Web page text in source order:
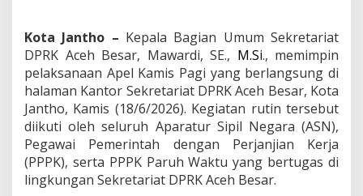
e
k
a
n
k
a
D
i
s
Kota Jantho – Kepala Bagian Umum Sekretariat
DPRK Aceh Besar, Mawardi, SE., M.Si., memimpin
pelaksanaan Apel Kamis Pagi yang berlangsung di
halaman Kantor Sekretariat DPRK Aceh Besar, Kota
Jantho, Kamis (18/6/2026). Kegiatan rutin tersebut
diikuti oleh seluruh Aparatur Sipil Negara (ASN),
Pegawai Pemerintah dengan Perjanjian Kerja
(PPPK), serta PPPK Paruh Waktu yang bertugas di
lingkungan Sekretariat DPRK Aceh Besar.